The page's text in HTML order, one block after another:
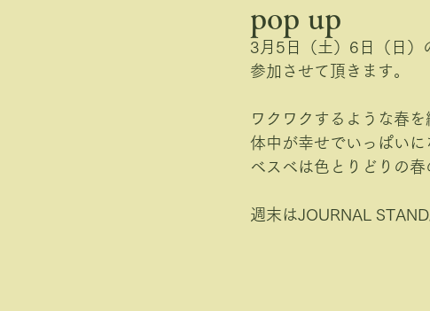
pop up
3月5日（土）6日（日）
参加させて頂きます。
ワクワクするような春
体中が幸せでいっぱい
ベスベは色とりどりの
週末はJOURNAL